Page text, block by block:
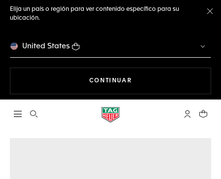
Elija un país o región para ver contenido específico para su
ubicación.
United States
CONTINUAR
Abrir el menú de búsqueda Cuenta Mi
Su